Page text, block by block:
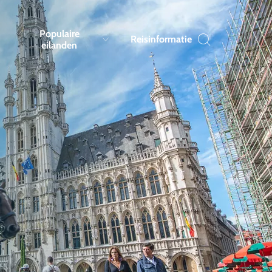
Populaire
eilanden
Reisinformatie